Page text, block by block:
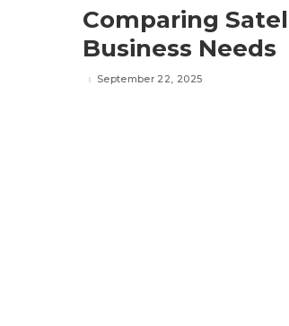
Comparing
Business Needs
September 22, 2025